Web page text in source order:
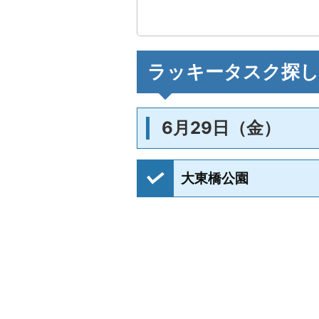
ラッキータスク探し
6月29日（金）
大東橋公園